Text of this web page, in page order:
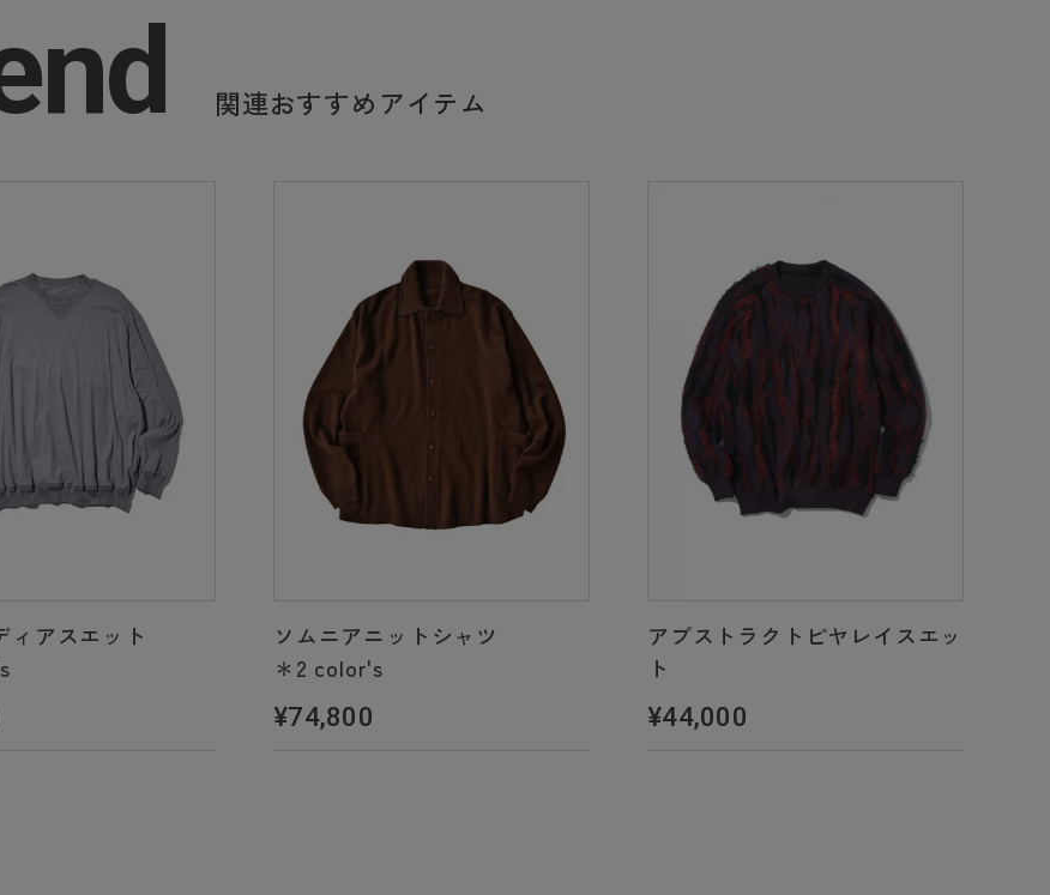
関連おすすめアイテム
ィアスエット
ソムニアニットシャツ
＊2 color's
¥74,800
アブストラクトピヤレイスエッ
ト
¥44,000